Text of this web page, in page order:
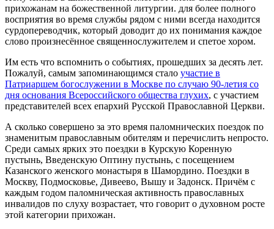
прихожанам на божественной литургии. для более полного
восприятия во время службы рядом с ними всегда находится
сурдопереводчик, который доводит до их понимания каждое
слово произнесённое священнослужителем и спетое хором.
Им есть что вспомнить о событиях, прошедших за десять лет.
Пожалуй, самым запоминающимся стало участие в
Патриаршем богослужении в Москве по случаю 90-летия со
дня основания Всероссийского общества глухих, с участием
представителей всех епархий Русской Православной Церкви.
А сколько совершено за это время паломнических поездок по
знаменитым православным обителям и перечислить непросто.
Среди самых ярких это поездки в Курскую Коренную
пустынь, Введенскую Оптину пустынь, с посещением
Казанского женского монастыря в Шамордино. Поездки в
Москву, Подмосковье, Дивеево, Вышу и Задонск. Причём с
каждым годом паломническая активность православных
инвалидов по слуху возрастает, что говорит о духовном росте
этой категории прихожан.